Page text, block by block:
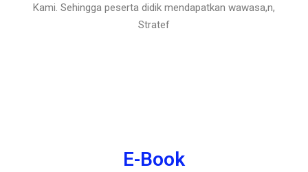
Kami. Sehingga peserta didik mendapatkan wawasa,n,
Stratef
E-Book